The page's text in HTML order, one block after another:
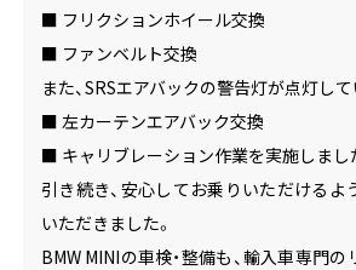
■ フリクションホイール交換
■ ファンベルト交換
また、SRSエアバックの警告灯が点灯して
■ 左カーテンエアバック交換
■ キャリブレーション作業を実施しまし
引き続き、安心してお乗りいただけるよ
いただきました。
BMW MINIの車検・整備も、輸入車専門